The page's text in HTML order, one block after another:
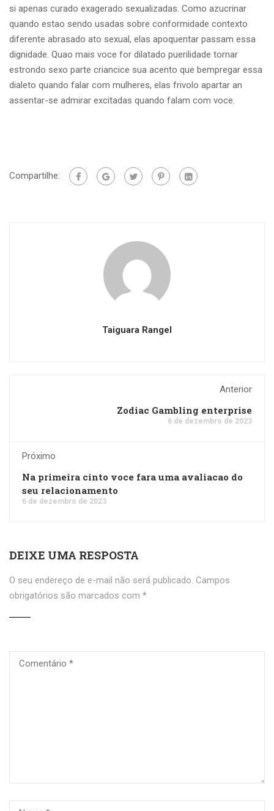
si apenas curado exagerado sexualizadas. Como azucrinar
quando estao sendo usadas sobre conformidade contexto
diferente abrasado ato sexual, elas apoquentar passam essa
dignidade. Quao mais voce for dilatado puerilidade tornar
estrondo sexo parte criancice sua acento que bempregar essa
dialeto quando falar com mulheres, elas frivolo apartar an
assentar-se admirar excitadas quando falam com voce.
Compartilhe:
Taiguara Rangel
Anterior
Zodiac Gambling enterprise
6 de dezembro de 2023
Próximo
Na primeira cinto voce fara uma avaliacao do
seu relacionamento
6 de dezembro de 2023
DEIXE UMA RESPOSTA
O seu endereço de e-mail não será publicado. Campos
obrigatórios são marcados com *